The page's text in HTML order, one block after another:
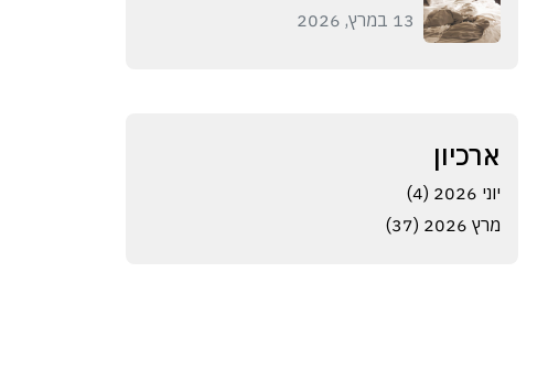
13 במרץ, 2026
ארכיון
יוני 2026 (4)
מרץ 2026 (37)